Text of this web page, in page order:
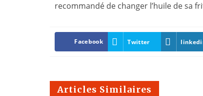
recommandé de changer l’huile de sa
Facebook Twitter
Articles Similaires